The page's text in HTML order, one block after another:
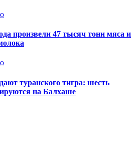
произвели 47 тысяч тонн мяса и
туранского тигра: шесть
на Балхаше